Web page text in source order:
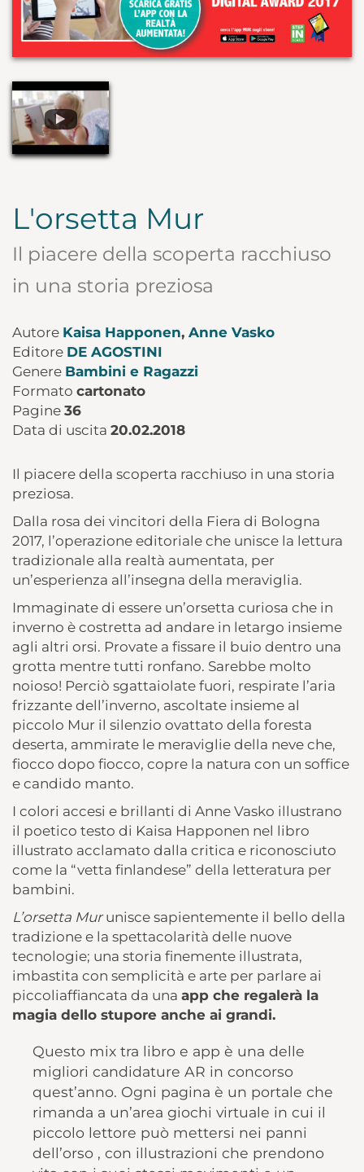
L'orsetta Mur
Il piacere della scoperta racchiuso
in una storia preziosa
Autore Kaisa Happonen, Anne Vasko
Editore DE AGOSTINI
Genere Bambini e Ragazzi
Formato cartonato
Pagine 36
Data di uscita 20.02.2018
Il piacere della scoperta racchiuso in una storia
preziosa.
Dalla rosa dei vincitori della Fiera di Bologna
2017, l’operazione editoriale che unisce la lettura
tradizionale alla realtà aumentata, per
un’esperienza all’insegna della meraviglia.
Immaginate di essere un’orsetta curiosa che in
inverno è costretta ad andare in letargo insieme
agli altri orsi. Provate a fissare il buio dentro una
grotta mentre tutti ronfano. Sarebbe molto
noioso! Perciò sgattaiolate fuori, respirate l’aria
frizzante dell’inverno, ascoltate insieme al
piccolo Mur il silenzio ovattato della foresta
deserta, ammirate le meraviglie della neve che,
fiocco dopo fiocco, copre la natura con un soffice
e candido manto.
I colori accesi e brillanti di Anne Vasko illustrano
il poetico testo di Kaisa Happonen nel libro
illustrato acclamato dalla critica e riconosciuto
come la “vetta finlandese” della letteratura per
bambini.
L’orsetta Murunisce sapientemente il bello della
tradizione e la spettacolarità delle nuove
tecnologie; una storia finemente illustrata,
imbastita con semplicità e arte per parlare ai
piccoliaffiancata da una app che regalerà la
magia dello stupore anche ai grandi.
Questo mix tra libro e app è una delle
migliori candidature AR in concorso
quest’anno. Ogni pagina è un portale che
rimanda a un’area giochi virtuale in cui il
piccolo lettore può mettersi nei panni
dell’orso , con illustrazioni che prendono